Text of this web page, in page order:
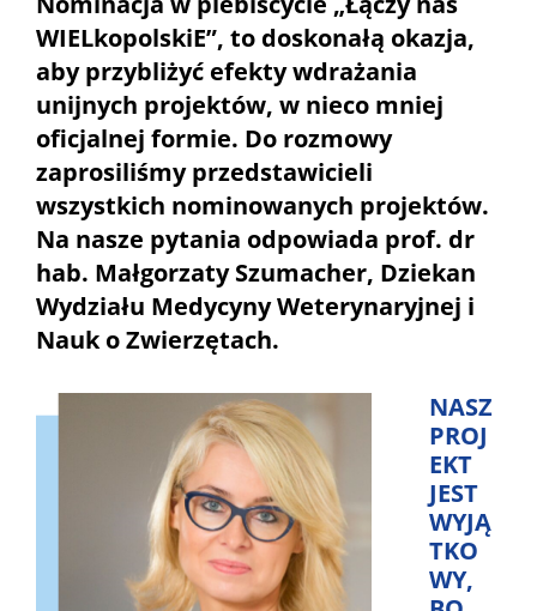
WIELkopolskiE”, to doskonałą okazja,
aby przybliżyć efekty wdrażania
unijnych projektów, w nieco mniej
oficjalnej formie. Do rozmowy
zaprosiliśmy przedstawicieli
wszystkich nominowanych projektów.
Na nasze pytania odpowiada prof. dr
hab. Małgorzaty Szumacher, Dziekan
Wydziału Medycyny Weterynaryjnej i
Nauk o Zwierzętach.
NASZ
PROJ
EKT
JEST
WYJĄ
TKO
WY,